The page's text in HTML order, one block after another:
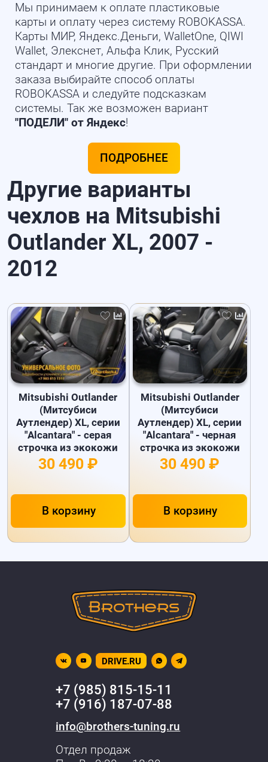
Мы принимаем к оплате пластиковые
карты и оплату через систему ROBOKASSA.
Карты МИР, Яндекс.Деньги, WalletOne, QIWI
Wallet, Элекснет, Альфа Клик, Русский
стандарт и многие другие. При оформлении
заказа выбирайте способ оплаты
ROBOKASSA и следуйте подсказкам
системы. Так же возможен вариант
"ПОДЕЛИ" от Яндекс!
ПОДРОБНЕЕ
Другие варианты
чехлов на Mitsubishi
Outlander XL, 2007 -
2012
Mitsubishi Outlander
(Митсубиси
Аутлендер) XL, серии
"Alcantara" - серая
строчка из экокожи
30 490 ₽
В корзину
Mitsubishi Outlander
(Митсубиси
Аутлендер) XL, серии
"Alcantara" - черная
строчка из экокожи
30 490 ₽
В корзину
DRIVE.RU
+7 (985) 815-15-11
+7 (916) 187-07-88
info@brothers-tuning.ru
Отдел продаж